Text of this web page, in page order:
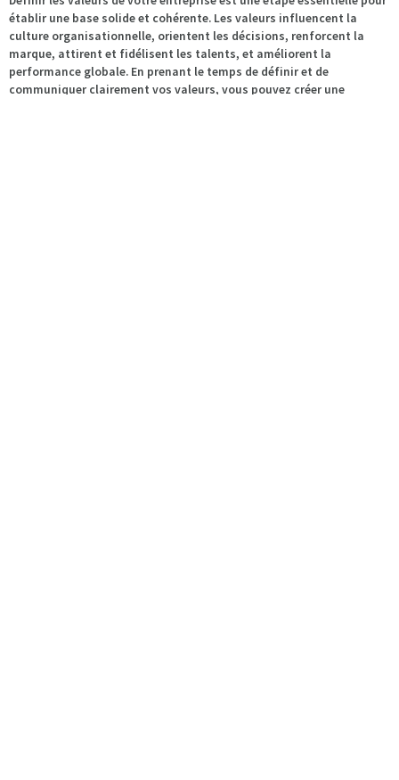
établir une base solide et cohérente. Les valeurs influencent la
culture organisationnelle, orientent les décisions, renforcent la
marque, attirent et fidélisent les talents, et améliorent la
performance globale. En prenant le temps de définir et de
communiquer clairement vos valeurs, vous pouvez créer une